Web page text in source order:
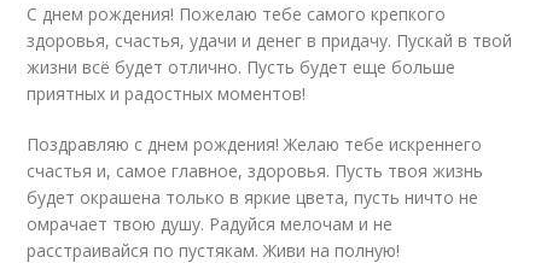
С днем рождения! Пожелаю тебе самого крепкого
здоровья, счастья, удачи и денег в придачу. Пускай в твой
жизни всё будет отлично. Пусть будет еще больше
приятных и радостных моментов!
Поздравляю с днем рождения! Желаю тебе искреннего
счастья и, самое главное, здоровья. Пусть твоя жизнь
будет окрашена только в яркие цвета, пусть ничто не
омрачает твою душу. Радуйся мелочам и не
расстраивайся по пустякам. Живи на полную!